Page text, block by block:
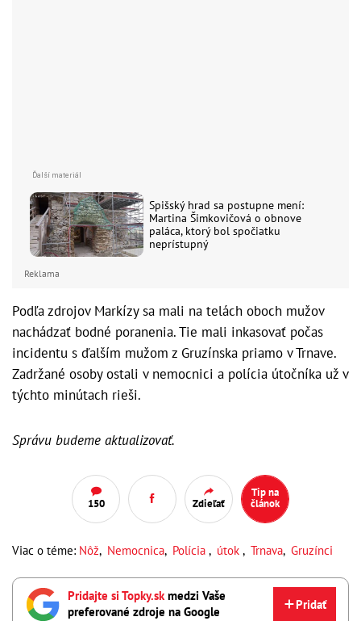
Spišský hrad sa postupne mení:
Martina Šimkovičová o obnove
paláca, ktorý bol spočiatku
neprístupný
Reklama
Podľa zdrojov Markízy sa mali na telách oboch mužov
nachádzať bodné poranenia. Tie mali inkasovať počas
incidentu s ďalším mužom z Gruzínska priamo v Trnave.
Zadržané osoby ostali v nemocnici a polícia útočníka už v
týchto minútach rieši.
Správu budeme aktualizovať.
150 Zdieľať
Tip na
článok
Viac o téme: Nôž, Nemocnica, Polícia , útok , Trnava, Gruzínci
Pridajte si Topky.skmedzi Vaše
preferované zdroje na Google
Pridať